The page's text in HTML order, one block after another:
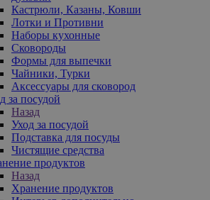
Кастрюли, Казаны, Ковши
Лотки и Противни
Наборы кухонные
Сковороды
Формы для выпечки
Чайники, Турки
Аксессуары для сковород
за посудой
Назад
Уход за посудой
Подставка для посуды
Чистящие средства
продуктов
Назад
Хранение продуктов